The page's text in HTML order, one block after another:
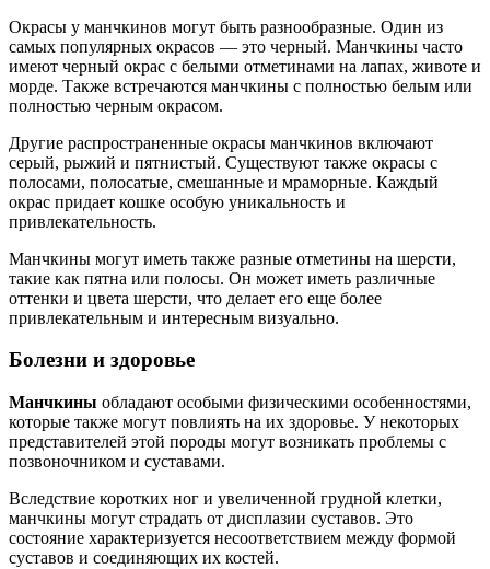
Окрасы у манчкинов могут быть разнообразные. Один из
самых популярных окрасов — это черный. Манчкины часто
имеют черный окрас с белыми отметинами на лапах, животе и
морде. Также встречаются манчкины с полностью белым или
полностью черным окрасом.
Другие распространенные окрасы манчкинов включают
серый, рыжий и пятнистый. Существуют также окрасы с
полосами, полосатые, смешанные и мраморные. Каждый
окрас придает кошке особую уникальность и
привлекательность.
Манчкины могут иметь также разные отметины на шерсти,
такие как пятна или полосы. Он может иметь различные
оттенки и цвета шерсти, что делает его еще более
привлекательным и интересным визуально.
Болезни и здоровье
Манчкины обладают особыми физическими особенностями,
которые также могут повлиять на их здоровье. У некоторых
представителей этой породы могут возникать проблемы с
позвоночником и суставами.
Вследствие коротких ног и увеличенной грудной клетки,
манчкины могут страдать от дисплазии суставов. Это
состояние характеризуется несоответствием между формой
суставов и соединяющих их костей.